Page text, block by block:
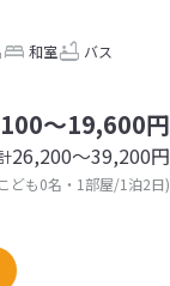
和室
バス
～19,600円
26,200〜39,200円
ども0名・1部屋/1泊2日)